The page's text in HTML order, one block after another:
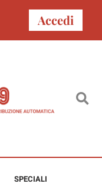
Accedi
SPECIALI